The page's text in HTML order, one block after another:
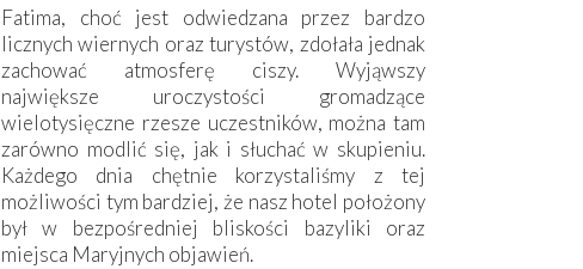
Fatima, choć jest odwiedzana przez bardzo
licznych wiernych oraz turystów, zdołała jednak
zachować atmosferę ciszy. Wyjąwszy
największe uroczystości gromadzące
wielotysięczne rzesze uczestników, można tam
zarówno modlić się, jak i słuchać w skupieniu.
Każdego dnia chętnie korzystaliśmy z tej
możliwości tym bardziej, że nasz hotel położony
był w bezpośredniej bliskości bazyliki oraz
miejsca Maryjnych objawień.